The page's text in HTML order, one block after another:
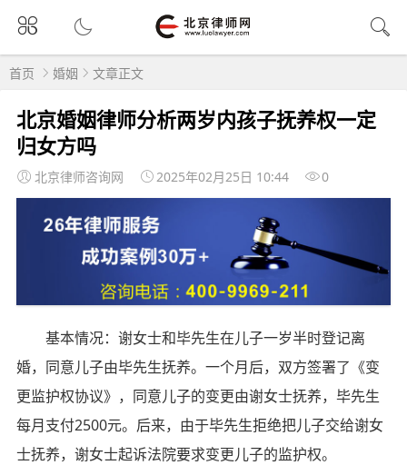
首页 婚姻 文章正文
北京婚姻律师分析两岁内孩子抚养权一定
归女方吗
北京律师咨询网 2025年02月25日 10:44 0
基本情况：谢女士和毕先生在儿子一岁半时登记离
婚，同意儿子由毕先生抚养。一个月后，双方签署了《变
更监护权协议》，同意儿子的变更由谢女士抚养，毕先生
每月支付2500元。后来，由于毕先生拒绝把儿子交给谢女
士抚养，谢女士起诉法院要求变更儿子的监护权。